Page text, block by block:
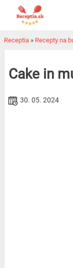
Receptia » Recepty na
Cake in
30. 05. 2024